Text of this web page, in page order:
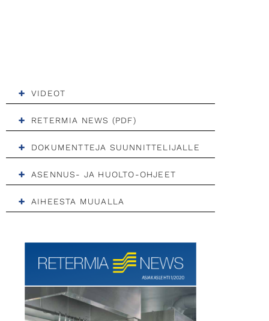
VIDEOT
RETERMIA NEWS (PDF)
DOKUMENTTEJA SUUNNITTELIJALLE
ASENNUS- JA HUOLTO-OHJEET
AIHEESTA MUUALLA